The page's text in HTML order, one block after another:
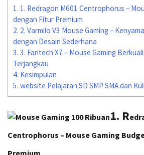
1. 1. Redragon M601 Centrophorus –
dengan Fitur Premium
2. 2. Varmilo V3 Mouse Gaming –
dengan Desain Sederhana
3. 3. Fantech X7 – Mouse Gaming
Terjangkau
4. Kesimpulan
5. website Pelajaran SD SMP SMA dan
1. R
Centrophorus – Mouse Gaming
Premium